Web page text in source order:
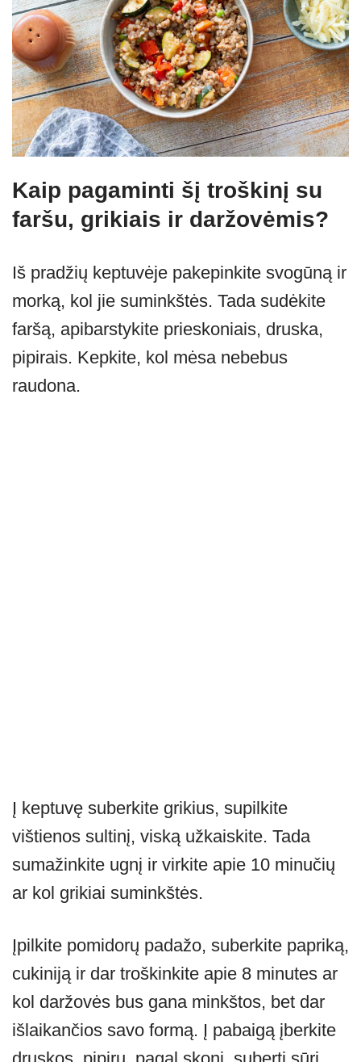
Kaip pagaminti šį troškinį su
faršu, grikiais ir daržovėmis?
Iš pradžių keptuvėje pakepinkite svogūną ir
morką, kol jie suminkštės. Tada sudėkite
faršą, apibarstykite prieskoniais, druska,
pipirais. Kepkite, kol mėsa nebebus
raudona.
Į keptuvę suberkite grikius, supilkite
vištienos sultinį, viską užkaiskite. Tada
sumažinkite ugnį ir virkite apie 10 minučių
ar kol grikiai suminkštės.
Įpilkite pomidorų padažo, suberkite papriką,
cukiniją ir dar troškinkite apie 8 minutes ar
kol daržovės bus gana minkštos, bet dar
išlaikančios savo formą. Į pabaigą įberkite